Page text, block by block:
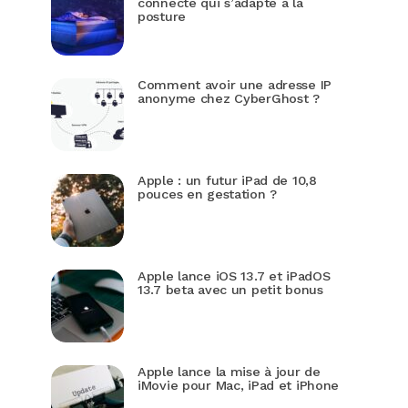
posture
Comment avoir une adresse IP
anonyme chez CyberGhost ?
Apple : un futur iPad de 10,8
pouces en gestation ?
Apple lance iOS 13.7 et iPadOS
13.7 beta avec un petit bonus
Apple lance la mise à jour de
iMovie pour Mac, iPad et iPhone